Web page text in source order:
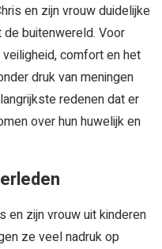
en zijn vrouw duidelijke
buitenwereld. Voor
comfort en het
druk van meningen
redenen dat er
over hun huwelijk en
en zijn vrouw uit kinderen
ze veel nadruk op